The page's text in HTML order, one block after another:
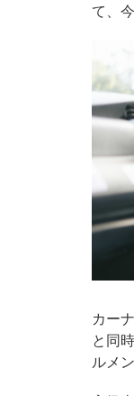
て、
カー
と同
ルメ